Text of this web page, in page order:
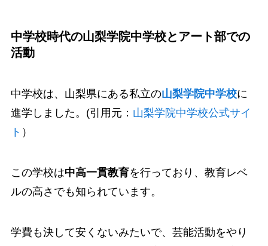
中学校時代の山梨学院中学校とアート部での
活動
中学校は、山梨県にある私立の山梨学院中学校に
進学しました。(引用元： 山梨学院中学校公式サイ
ト ）
この学校は中高一貫教育を行っており、教育レベ
ルの高さでも知られています。
学費も決して安くないみたいで、芸能活動をやり